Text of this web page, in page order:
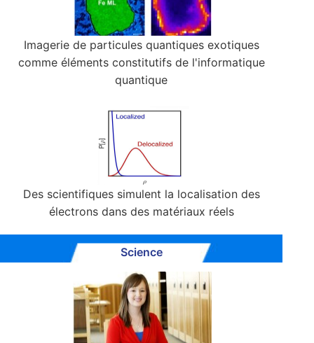
Imagerie de particules quantiques exotiques
comme éléments constitutifs de l'informatique
quantique
Des scientifiques simulent la localisation des
électrons dans des matériaux réels
Science